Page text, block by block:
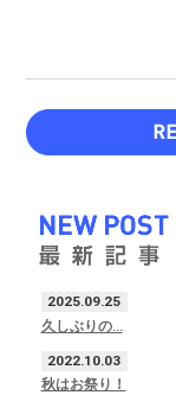
2025.09.25
久しぶりの…
2022.10.03
秋はお祭り！